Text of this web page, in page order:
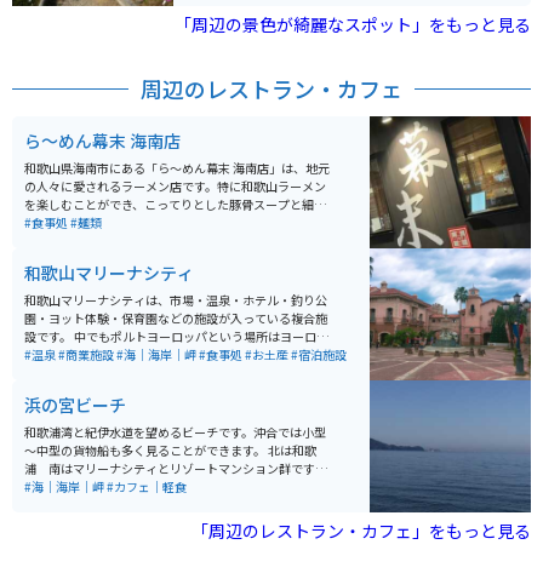
が、道中の山道は対向困難な場所もありますので、ご注
意ください。 頂上には売店や販売機はありません。かつ
「周辺の景色が綺麗なスポット」をもっと見る
周辺のレストラン・カフェ
ら～めん幕末 海南店
和歌山県海南市にある「ら～めん幕末 海南店」は、地元
の人々に愛されるラーメン店です。特に和歌山ラーメン
を楽しむことができ、こってりとした豚骨スープと細麺
の絶妙なバランスが特徴です。メニューには、チャーシ
適な場所で、近隣には自然の絶景も多く、移動時にはバ
イクでのツーリングを楽しむのも良いでしょう。駐車場
も用意されており、サクッと入店できます。ぜひ、和歌
山の美味しいラーメンを味わいに訪れてみてください！
#食事処 #麺類
和歌山マリーナシティ
和歌山マリーナシティは、市場・温泉・ホテル・釣り公
園・ヨット体験・保育園などの施設が入っている複合施
設です。 中でもポルトヨーロッパという場所はヨーロッ
パの街並みをイメージしており、SNSでも写真映えす
#温泉#商業施設#海｜海岸｜岬#食事処 #お土産#宿泊施設
浜の宮ビーチ
和歌浦湾と紀伊水道を望めるビーチです。沖合では小型
～中型の貨物船も多く見ることができます。 北は和歌
浦 南はマリーナシティとリゾートマンション群です。
紀伊水道に沈む夕日がきれいな場所でもあります。 夏は
#海｜海岸｜岬#カフェ｜軽食
「周辺のレストラン・カフェ」をもっと見る